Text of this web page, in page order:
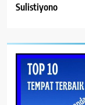
Sulistiyono